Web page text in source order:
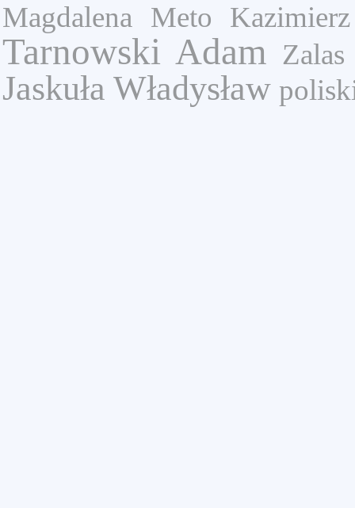
Magdalena Meto Kazimierz
Tarnowski Adam Zalas
Jaskuła Władysław